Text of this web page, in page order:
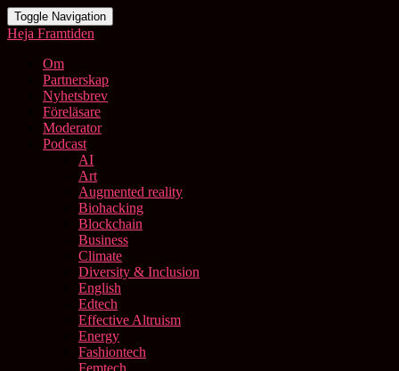
Toggle Navigation
Heja Framtiden
Om
Partnerskap
Nyhetsbrev
Föreläsare
Moderator
Podcast
AI
Art
Augmented reality
Biohacking
Blockchain
Business
Climate
Diversity & Inclusion
English
Edtech
Effective Altruism
Energy
Fashiontech
Femtech